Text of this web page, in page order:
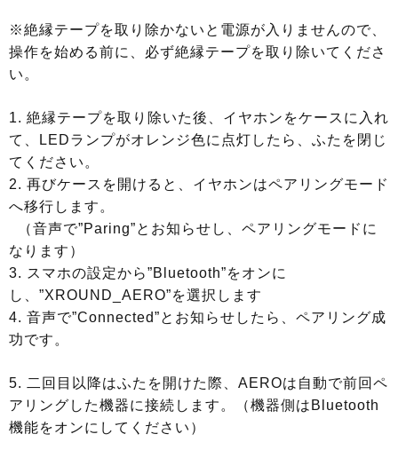
※絶縁テープを取り除かないと電源が入りませんので、
操作を始める前に、必ず絶縁テープを取り除いてくださ
い。
1. 絶縁テープを取り除いた後、イヤホンをケースに入れ
て、LEDランプがオレンジ色に点灯したら、ふたを閉じ
てください。
2. 再びケースを開けると、イヤホンはペアリングモード
へ移行します。
（音声で”Paring”とお知らせし、ペアリングモードに
なります）
3. スマホの設定から”Bluetooth”をオンに
し、”XROUND_AERO”を選択します
4. 音声で”Connected”とお知らせしたら、ペアリング成
功です。
5. 二回目以降はふたを開けた際、AEROは自動で前回ペ
アリングした機器に接続します。（機器側はBluetooth
機能をオンにしてください）